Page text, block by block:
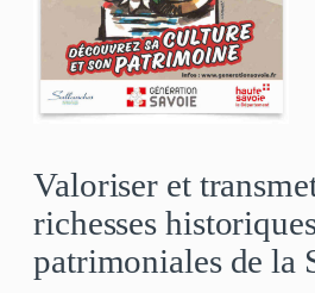
Valoriser et
richesses
patrimoniales de la